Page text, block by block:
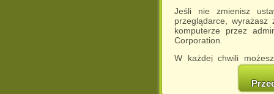
Jeśli nie zmienisz
przeglądarce,
komputerze przez
Corporation.
W każdej chwili
cookies w swojej
w naszej
http://chomikuj.pl/